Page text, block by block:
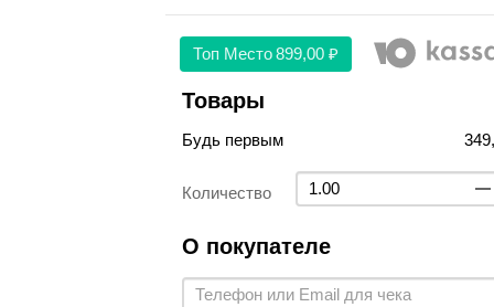
Топ Место 899,00 ₽
Товары
Будь первым
Количество
О покупателе